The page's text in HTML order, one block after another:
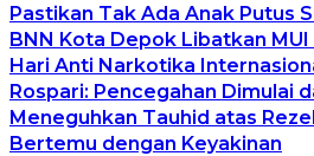
Pastikan Tak Ada Anak Putus
BNN Kota Depok Libatkan
Hari Anti Narkotika
Rospari: Pencegahan Dimulai
Meneguhkan Tauhid atas
Bertemu dengan Keyakinan